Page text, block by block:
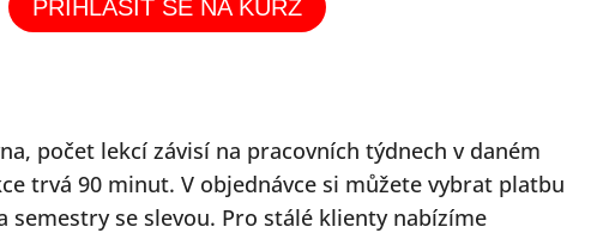
PŘIHLÁSIT SE NA KURZ
počet lekcí závisí na pracovních týdnech v daném
trvá 90 minut. V objednávce si můžete vybrat platbu
semestry se slevou. Pro stálé klienty nabízíme